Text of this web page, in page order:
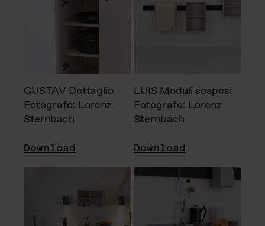
GUSTAV Dettaglio
Fotografo: Lorenz
Sternbach
Download
LUIS Moduli sospesi
Fotografo: Lorenz
Sternbach
Download